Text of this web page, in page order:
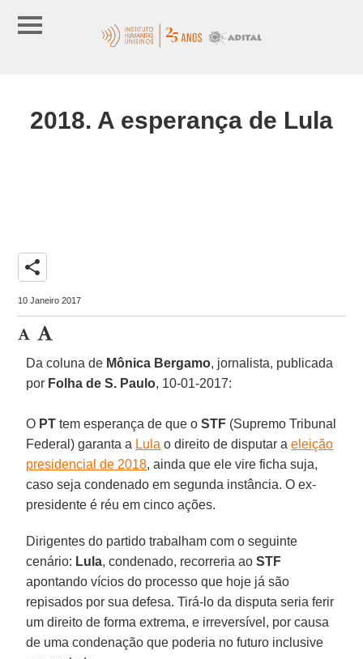
2018. A esperança de Lula
share
10 Janeiro 2017
Da coluna de Mônica Bergamo, jornalista, publicada
por Folha de S. Paulo, 10-01-2017:
O PT tem esperança de que oSTF (Supremo Tribunal
Federal) garanta a Lula o direito de disputar aeleição
presidencial de 2018, ainda que ele vire ficha suja,
caso seja condenado em segunda instância. O ex-
presidente é réu em cinco ações.
Dirigentes do partido trabalham com o seguinte
cenário: Lula, condenado, recorreria aoSTF
apontando vícios do processo que hoje já são
repisados por sua defesa. Tirá-lo da disputa seria ferir
um direito de forma extrema, e irreversível, por causa
de uma condenação que poderia no futuro inclusive